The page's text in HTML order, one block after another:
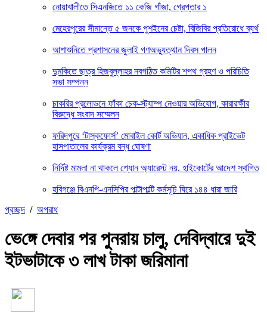
নোয়াখালীতে সিএনজিতে ১১ কেজি গাঁজা, গ্রেপ্তার ১
মেহেরপুরের সীমান্তে ৫ জনকে পুশইনের চেষ্টা, বিজিবির প্রতিরোধে ব্যর্থ
আশাশুনিতে প্রশাসনের জুলাই গণঅভ্যুত্থান দিবস পালন
দুমকিতে ছাত্র হিজবুল্লাহর নবগঠিত কমিটির শপথ গ্রহণ ও পরিচিতি
সভা সম্পন্ন
চাকরির প্রলোভনে ফাঁকা চেক-স্ট্যাম্প নেওয়ার অভিযোগ, কারারক্ষীর
বিরুদ্ধে সংবাদ সম্মেলন
ফরিদপুরে ‘টাস্কফোর্স’ মোবাইল কোর্ট অভিযান, একাধিক প্রাইভেট
হাসপাতালের কার্যক্রম বন্ধ ঘোষণা
নির্দিষ্ট মামলা না থাকলে শ্যোন অ্যারেস্ট নয়, হাইকোর্টের আদেশ স্থগিত
হবিগঞ্জে বিএনপি-এনসিপির পাল্টাপাল্টি কর্মসূচি ঘিরে ১৪৪ ধারা জারি
প্রচ্ছদ / অপরাধ
ভে‌ঙ্গে দেবার পর পুনরায় চালু, দেবিদ্বারে দুই
ইটভাটাকে ৩ লাখ টাকা জরিমানা